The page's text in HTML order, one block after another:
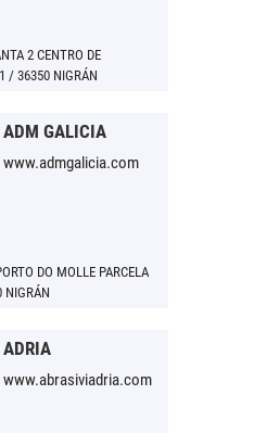
2 CENTRO DE
/ 36350 NIGRÁN
ADM GALICIA
www.admgalicia.com
DO MOLLE PARCELA
NIGRÁN
ADRIA
www.abrasiviadria.com